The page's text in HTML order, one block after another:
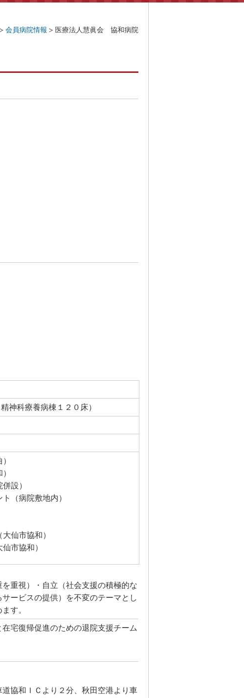
会員病院情報 医療法人慧眞会 協和病院
神科療養病棟１２０床）
設）
（病院敷地内）
仙市協和）
市協和）
重視）・自立（社会支援の積極的な
ービスの提供）を不変のテーマとし
す。
宅復帰促進のための退院支援チーム
協和ＩＣより２分、秋田空港より車